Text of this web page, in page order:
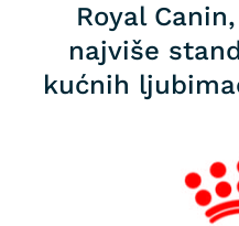
Royal
najviše
kućnih